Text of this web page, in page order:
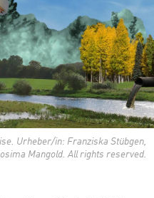
Urheber/in: Franziska Stübgen,
Mangold. All rights reserved.